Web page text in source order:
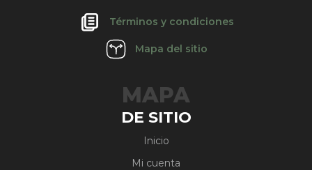
Términos y condiciones
Mapa del sitio
MAPA
DE SITIO
Inicio
Mi cuenta